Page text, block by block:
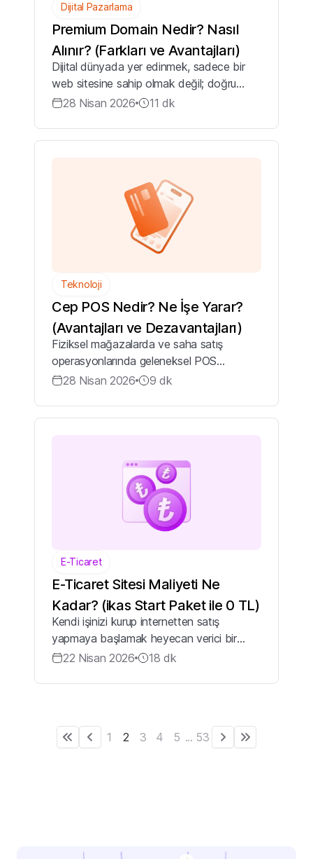
Dijital Pazarlama
Premium Domain Nedir? Nasıl
Alınır? (Farkları ve Avantajları)
Dijital dünyada yer edinmek, sadece bir
web sitesine sahip olmak değil; doğru
adreste, akılda kalıcı bir kimlikle var
28 Nisan 2026 11 dk
Teknoloji
Cep POS Nedir? Ne İşe Yarar?
(Avantajları ve Dezavantajları)
Fiziksel mağazalarda ve saha satış
operasyonlarında geleneksel POS
cihazlarına bağımlı kalmak, işletmeler için
28 Nisan 2026 9 dk
E-Ticaret
E-Ticaret Sitesi Maliyeti Ne
Kadar? (ikas Start Paket ile 0 TL)
Kendi işinizi kurup internetten satış
yapmaya başlamak heyecan verici bir
adım olsa da, karşınıza çıkan binlerce liralık
22 Nisan 2026 18 dk
1 2 3 4 5 ... 53